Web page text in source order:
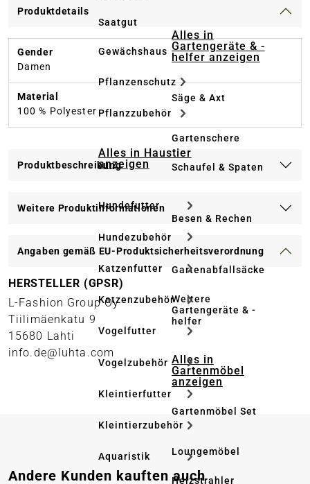
Saatgut
Gewächshaus
Pflanzenschutz
Pflanzzubehör
Alles in Haustier
anzeigen
Hundefutter
Hundezubehör
Katzenfutter
Katzenzubehör
Vogelfutter
Vogelzubehör
Kleintierfutter
Kleintierzubehör
Aquaristik
Alles in
Gartengeräte & -
helfer anzeigen
Säge & Axt
Gartenschere
Schaufel & Spaten
Besen & Rechen
Gartenabfallsäcke
Weitere
Gartengeräte & -
helfer
Alles in
Gartenmöbel
anzeigen
Gartenmöbel Set
Loungemöbel
Heizstrahler
Produktdetails
Gender
Damen
Material
100 % Polyester
Produktbeschreibung
Weitere Produktinformationen
Angaben gemäß EU-Produktsicherheitsverordnung
HERSTELLER (GPSR)
L-Fashion Group Oy
Tiilimäenkatu 9
15680 Lahti
info.de@luhta.com
Produktgalerie überspringen
Andere Kunden kauften auch